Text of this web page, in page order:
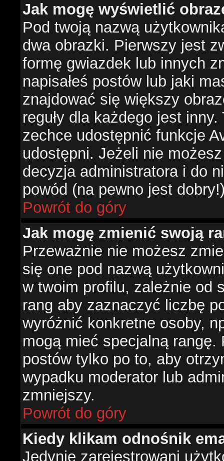
Jak mogę wyświetlić
Pod twoją nazwą
dwa obrazki. Pierwszy jest
formę gwiazdek lub innych
napisałeś postów lub jaki
znajdować się większy
reguły dla każdego jest
zechce udostępnić funkcje
udostępni. Jeżeli nie
decyzja administratora i do
powód (na pewno jest
Powrót do góry
Jak mogę zmienić swoją
Przeważnie nie możesz
się one pod nazwą
w twoim profilu, zależnie od
rang aby zaznaczyć liczbę
wyróżnić konkretne osoby,
mogą mieć specjalną
postów tylko po to, aby
wypadku moderator lub
zmniejszy.
Powrót do góry
Kiedy klikam odnośnik
Jedynie zarejestrowani